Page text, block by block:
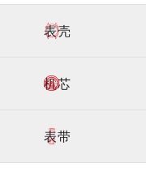
表壳
机芯
表带